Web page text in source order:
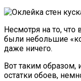
Несмотря на то, что
были небольшие
даже ничего.
Вот таким образом,
остатки обоев,